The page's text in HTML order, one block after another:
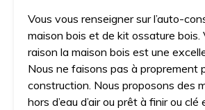
Vous vous renseigner sur l’auto-
maison bois et de kit ossature bois.
raison la maison bois est une
Nous ne faisons pas à proprement
construction. Nous proposons des
hors d’eau d’air ou prêt à finir ou